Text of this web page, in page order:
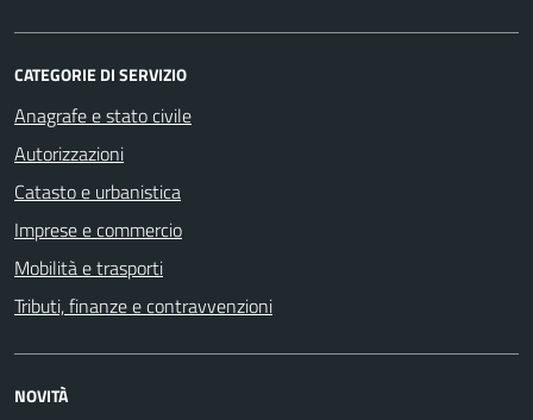
CATEGORIE DI SERVIZIO
Anagrafe e stato civile
Autorizzazioni
Catasto e urbanistica
Imprese e commercio
Mobilità e trasporti
Tributi, finanze e contravvenzioni
NOVITÀ